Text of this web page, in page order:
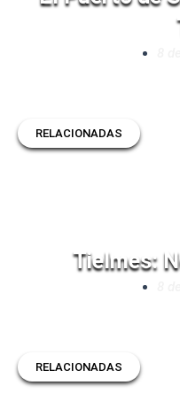
RELACIONADAS
Tielmes:
RELACIONADAS